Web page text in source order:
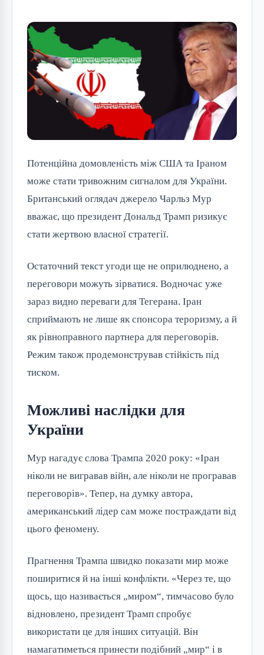
Потенційна домовленість між США та Іраном
може стати тривожним сигналом для України.
Британський оглядач джерело Чарльз Мур
вважає, що президент Дональд Трамп ризикує
стати жертвою власної стратегії.
Остаточний текст угоди ще не оприлюднено, а
переговори можуть зірватися. Водночас уже
зараз видно переваги для Тегерана. Іран
сприймають не лише як спонсора тероризму, а й
як рівноправного партнера для переговорів.
Режим також продемонстрував стійкість під
тиском.
Можливі наслідки для
України
Мур нагадує слова Трампа 2020 року: «Іран
ніколи не вигравав війн, але ніколи не програвав
переговорів». Тепер, на думку автора,
американський лідер сам може постраждати від
цього феномену.
Прагнення Трампа швидко показати мир може
поширитися й на інші конфлікти. «Через те, що
щось, що називається „миром“, тимчасово було
відновлено, президент Трамп спробує
використати це для інших ситуацій. Він
намагатиметься принести подібний „мир“ і в